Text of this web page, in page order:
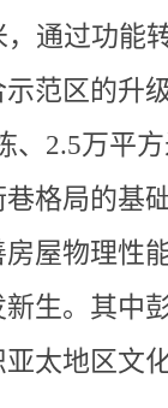
通过功能
范区的升
、2.5万平
格局的基
屋物理性
生。其中
太地区文